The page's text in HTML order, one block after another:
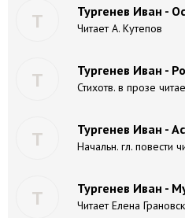
Т Тургенев Иван -
Читает А. Кутепов
Т Тургенев Иван -
Стихотв. в прозе
Т Тургенев Иван -
Начальн. гл. повести
Т Тургенев Иван -
Читает Елена